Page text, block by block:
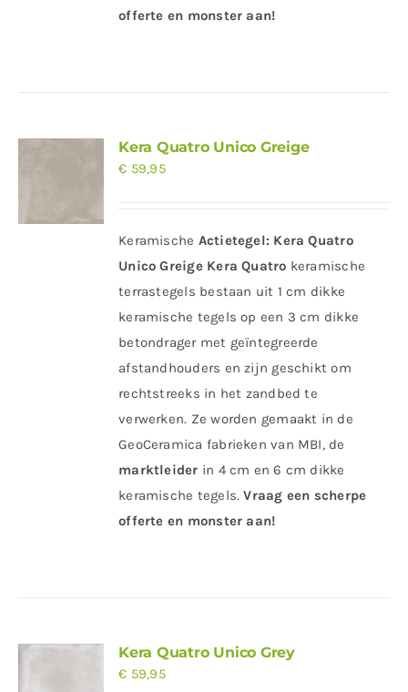
offerte en monster aan!
Kera Quatro Unico Greige
€ 59,95
Keramische Actietegel: Kera Quatro
Unico Greige Kera Quatro keramische
terrastegels bestaan uit 1 cm dikke
keramische tegels op een 3 cm dikke
betondrager met geïntegreerde
afstandhouders en zijn geschikt om
rechtstreeks in het zandbed te
verwerken. Ze worden gemaakt in de
GeoCeramica fabrieken van MBI, de
marktleider in 4 cm en 6 cm dikke
keramische tegels.Vraag een scherpe
offerte en monster aan!
Kera Quatro Unico Grey
€ 59,95